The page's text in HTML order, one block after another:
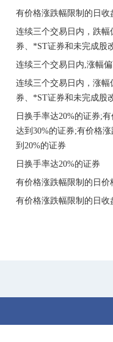
有价格涨跌幅限制的日收
连续三个交易日内，跌幅
券、*ST证券和未完成股
连续三个交易日内,涨幅
连续三个交易日内，涨幅
券、*ST证券和未完成股
日换手率达20%的证券;
达到30%的证券;有价格
到20%的证券
日换手率达20%的证券
有价格涨跌幅限制的日价
有价格涨跌幅限制的日收